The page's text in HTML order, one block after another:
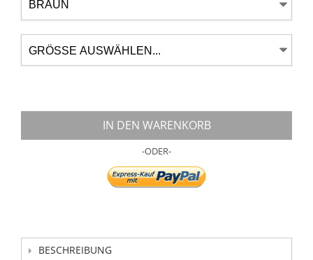
IN DEN WARENKORB
-ODER-
BESCHREIBUNG